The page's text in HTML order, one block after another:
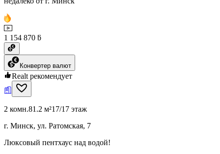
1 154 870 ƃ
Конвертер валют
Realt рекомендует
2 комн.81.2 м²17/17 этаж
г. Минск, ул. Ратомская, 7
Люксовый пентхаус над водой!